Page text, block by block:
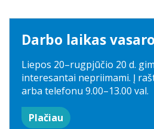
Ugdymo plano aprašas
Uniforma
Mokinio pažymėjimas
Darbo laikas
Liepos 20–rugpjūčio 20 d.
interesantai nepriimami. Į
arba telefonu 9.00–13.00 val.
Plačiau